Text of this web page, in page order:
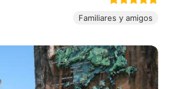
Familiares y amigos